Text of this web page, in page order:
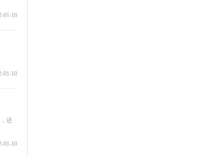
01-10
01-10
还
01-10